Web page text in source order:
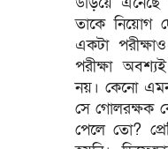
তাকে নিয়োগ
একটা
পরীক্ষা
নয়। কেনো
সে গোলরক্ষক
পেলে তো?